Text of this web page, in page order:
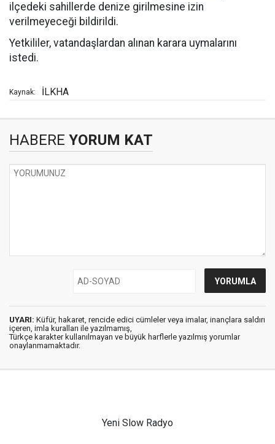
ilçedeki sahillerde denize girilmesine izin
verilmeyeceği bildirildi.
Yetkililer, vatandaşlardan alınan karara uymalarını
istedi.
Kaynak: İLKHA
HABERE YORUM KAT
UYARI: Küfür, hakaret, rencide edici cümleler veya imalar, inançlara saldırı
içeren, imla kuralları ile yazılmamış,
Türkçe karakter kullanılmayan ve büyük harflerle yazılmış yorumlar
onaylanmamaktadır.
Yeni Slow Radyo